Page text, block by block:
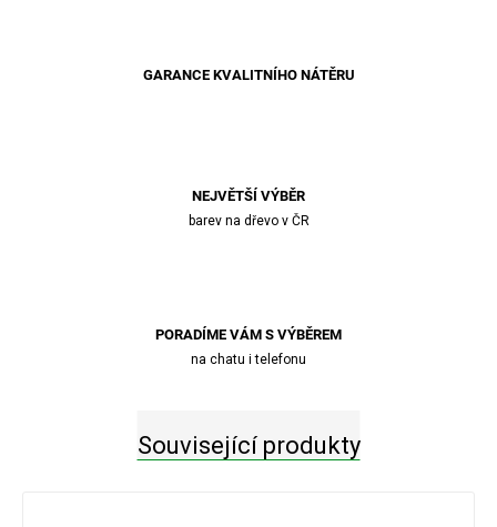
GARANCE KVALITNÍHO NÁTĚRU
NEJVĚTŠÍ VÝBĚR
barev na dřevo v ČR
PORADÍME VÁM S VÝBĚREM
na chatu i telefonu
Související produkty